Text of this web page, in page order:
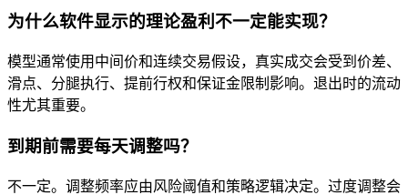
为什么软件显示的理论盈利不一定能实现？
模型通常使用中间价和连续交易假设，真实成交会受到价差、
滑点、分腿执行、提前行权和保证金限制影响。退出时的流动
性尤其重要。
到期前需要每天调整吗？
不一定。调整频率应由风险阈值和策略逻辑决定。过度调整会